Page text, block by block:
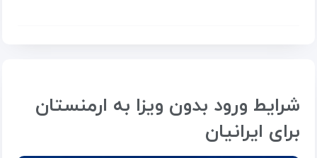
شرایط ورود بدون ویزا به ارمنستان
برای ایرانیان